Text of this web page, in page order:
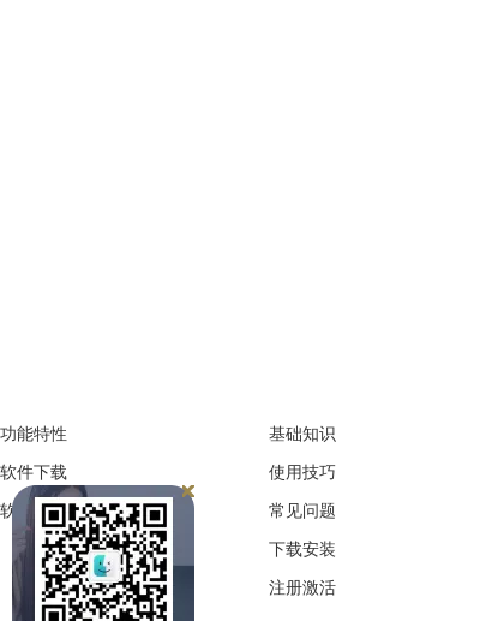
功能特性
软件下载
软件激活码
基础知识
使用技巧
常见问题
下载安装
注册激活